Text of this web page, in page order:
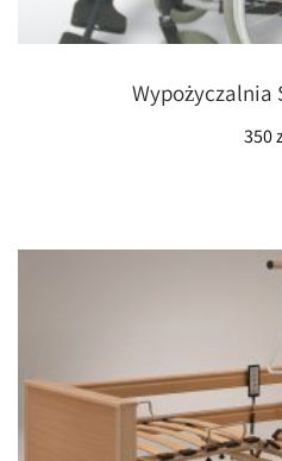
Wypożyczalnia
350